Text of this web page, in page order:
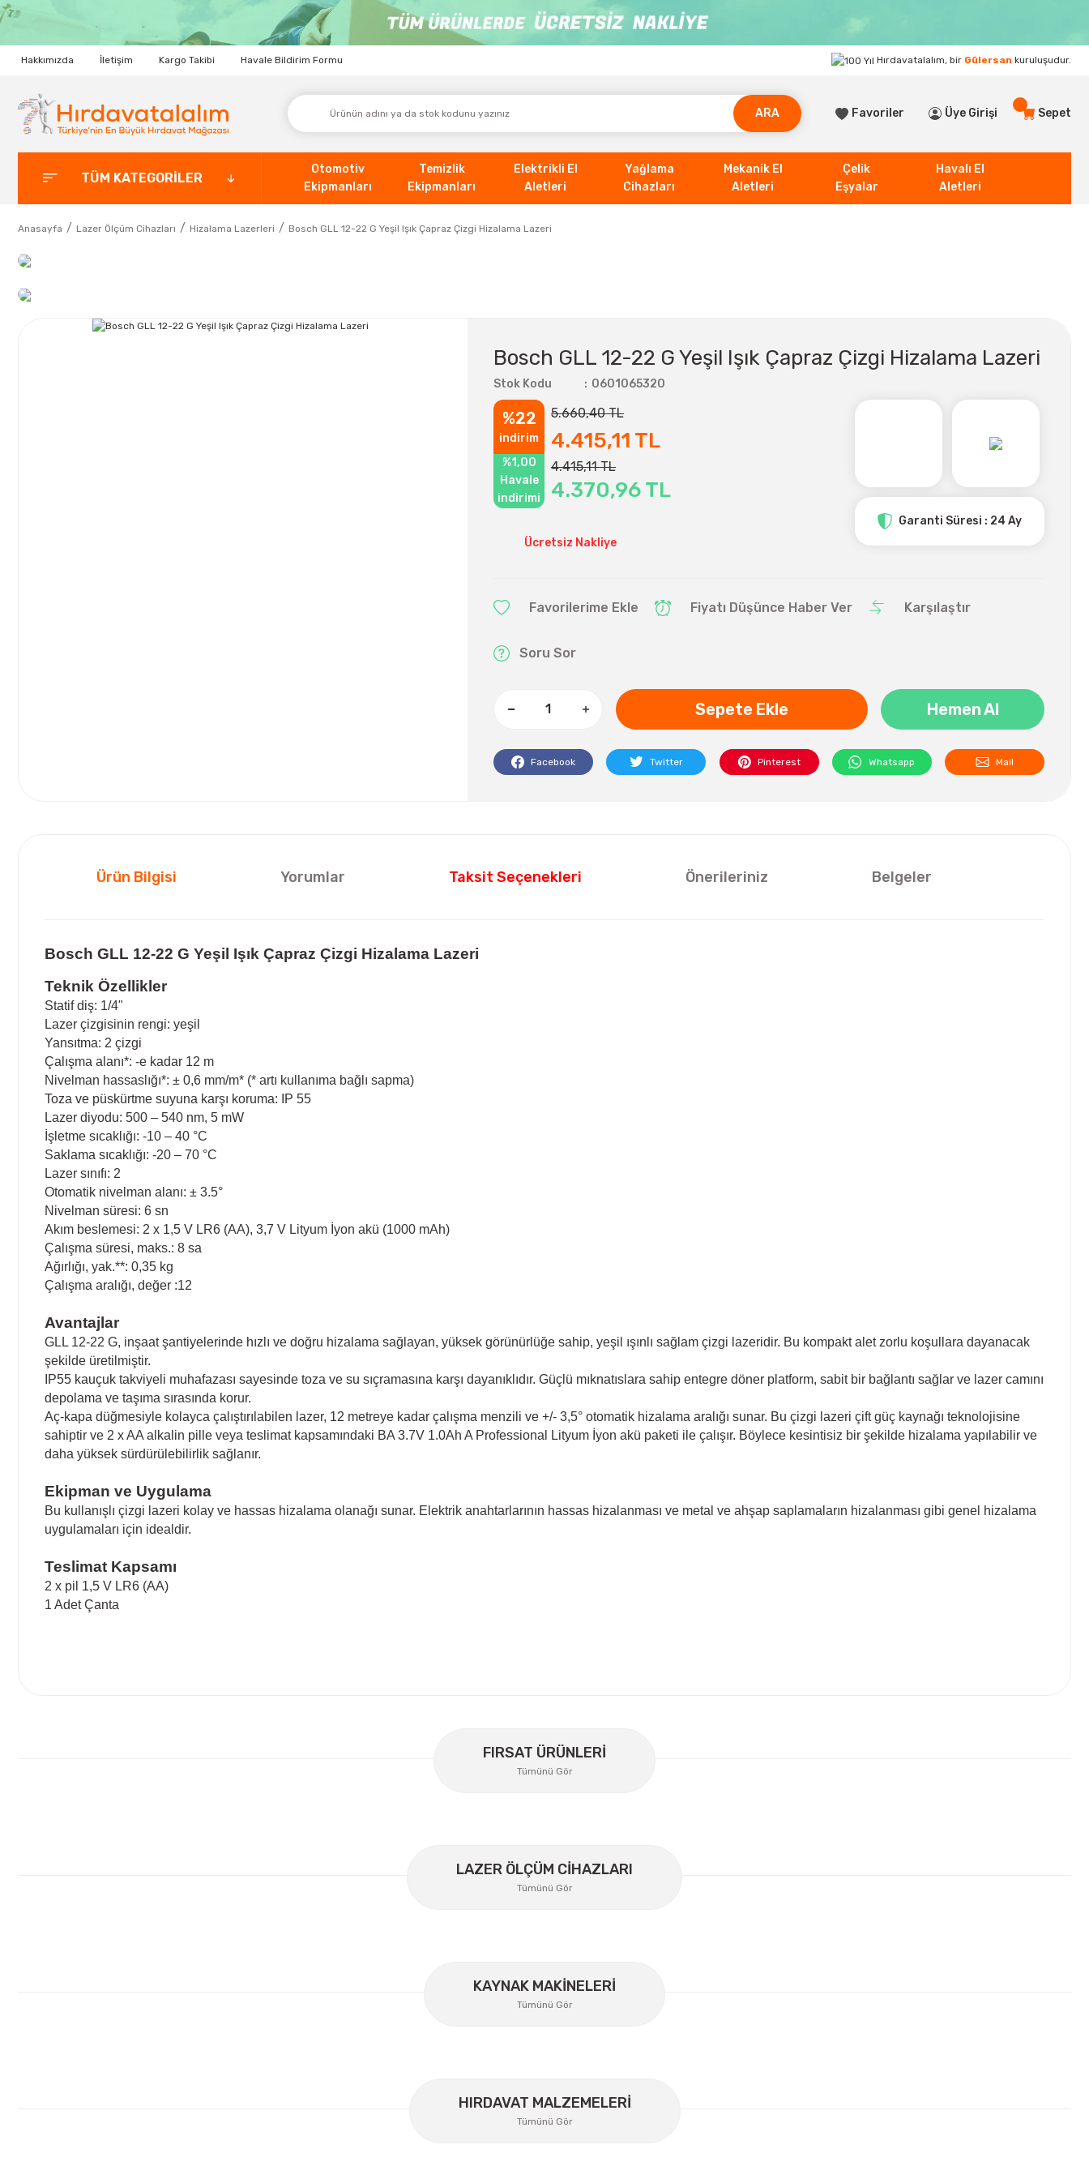
Hakkımızda İletişim Kargo Takibi Havale Bildirim Formu Hırdavatalalım, bir Gülersan kuruluşudur.
ARA Favoriler Üye Girişi Sepet
TÜM KATEGORİLER
Otomotiv
Ekipmanları
Temizlik
Ekipmanları
Elektrikli El
Aletleri
Yağlama
Cihazları
Mekanik El
Aletleri
Çelik
Eşyalar
Havalı El
Aletleri
Anasayfa Lazer Ölçüm Cihazları Hizalama Lazerleri Bosch GLL 12-22 G Yeşil Işık Çapraz Çizgi Hizalama Lazeri
Bosch GLL 12-22 G Yeşil Işık Çapraz Çizgi Hizalama Lazeri
Stok Kodu 0601065320
%22
indirim
5.660,40 TL
4.415,11 TL
%1,00
Havale
indirimi
4.415,11 TL
4.370,96 TL
Ücretsiz Nakliye
Garanti Süresi : 24 Ay
Fiyatı Düşünce Haber Ver Karşılaştır
Soru Sor
Sepete Ekle Hemen Al
Facebook Twitter Pinterest Whatsapp Mail
Ürün Bilgisi Yorumlar Taksit Seçenekleri Önerileriniz Belgeler
Bosch GLL 12-22 G Yeşil Işık Çapraz Çizgi Hizalama Lazeri
Teknik Özellikler
Statif diş: 1/4"
Lazer çizgisinin rengi: yeşil
Yansıtma: 2 çizgi
Çalışma alanı*: -e kadar 12 m
Nivelman hassaslığı*: ± 0,6 mm/m* (* artı kullanıma bağlı sapma)
Toza ve püskürtme suyuna karşı koruma: IP 55
Lazer diyodu: 500 – 540 nm, 5 mW
İşletme sıcaklığı: -10 – 40 °C
Saklama sıcaklığı: -20 – 70 °C
Lazer sınıfı: 2
Otomatik nivelman alanı: ± 3.5°
Nivelman süresi: 6 sn
Akım beslemesi: 2 x 1,5 V LR6 (AA), 3,7 V Lityum İyon akü (1000 mAh)
Çalışma süresi, maks.: 8 sa
Ağırlığı, yak.**: 0,35 kg
Çalışma aralığı, değer :12
Avantajlar
GLL 12-22 G, inşaat şantiyelerinde hızlı ve doğru hizalama sağlayan, yüksek görünürlüğe sahip, yeşil ışınlı sağlam çizgi lazeridir. Bu kompakt alet zorlu koşullara dayanacak
şekilde üretilmiştir.
IP55 kauçuk takviyeli muhafazası sayesinde toza ve su sıçramasına karşı dayanıklıdır. Güçlü mıknatıslara sahip entegre döner platform, sabit bir bağlantı sağlar ve lazer camını
depolama ve taşıma sırasında korur.
Aç-kapa düğmesiyle kolayca çalıştırılabilen lazer, 12 metreye kadar çalışma menzili ve +/- 3,5° otomatik hizalama aralığı sunar. Bu çizgi lazeri çift güç kaynağı teknolojisine
sahiptir ve 2 x AA alkalin pille veya teslimat kapsamındaki BA 3.7V 1.0Ah A Professional Lityum İyon akü paketi ile çalışır. Böylece kesintisiz bir şekilde hizalama yapılabilir ve
daha yüksek sürdürülebilirlik sağlanır.
Ekipman ve Uygulama
Bu kullanışlı çizgi lazeri kolay ve hassas hizalama olanağı sunar. Elektrik anahtarlarının hassas hizalanması ve metal ve ahşap saplamaların hizalanması gibi genel hizalama
uygulamaları için idealdir.
Teslimat Kapsamı
2 x pil 1,5 V LR6 (AA)
1 Adet Çanta
Bu ürüne ilk yorumu siz yapın!
Gönder
FIRSAT ÜRÜNLERİ
Tümünü Gör
LAZER ÖLÇÜM CİHAZLARI
Tümünü Gör
KAYNAK MAKİNELERİ
Tümünü Gör
HIRDAVAT MALZEMELERİ
Tümünü Gör